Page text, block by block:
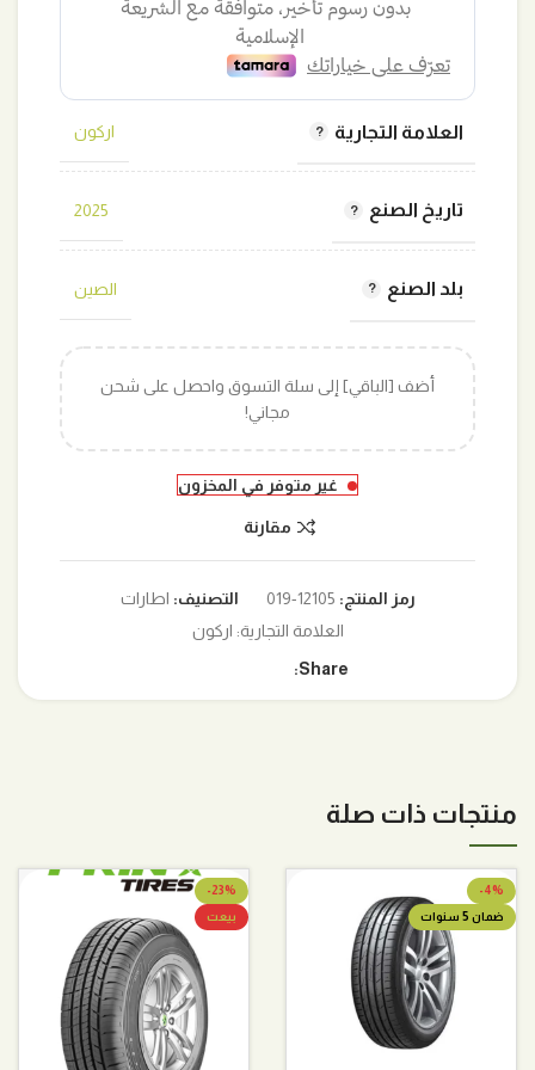
العلامة التجارية اركون
تاريخ الصنع 2025
بلد الصنع الصين
أضف [الباقي] إلى سلة التسوق واحصل على شحن
مجاني!
غير متوفر في المخزون
مقارنة
رمز المنتج: 12105-019 التصنيف: اطارات
العلامة التجارية: اركون
Share:
منتجات ذات صلة
-4%
ضمان 5 سنوات
-23%
بيعت